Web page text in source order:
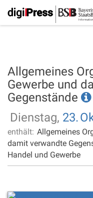
Allgemeines
Gewerbe und
Gegenstände
Dienstag, 23.
enthält: Allgemeines
damit verwandte
Handel und Gewerbe